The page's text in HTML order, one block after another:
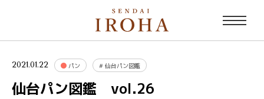
2021.01.22 パン # 仙台パン図鑑
仙台パン図鑑 vol.26